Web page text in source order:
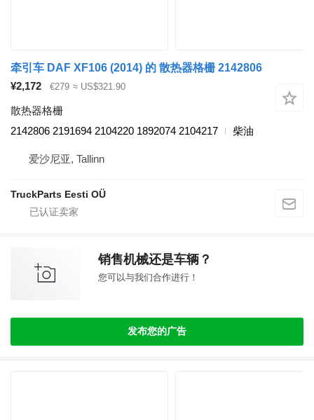
牵引车 DAF XF106 (2014) 的 散热器格栅 2142806
¥2,172
€279 ≈ US$321.90
散热器格栅
2142806 2191694 2104220 1892074 2104217
柴油
爱沙尼亚, Tallinn
TruckParts Eesti OÜ
销售机械还是车辆？
您可以与我们合作进行！
发布您的广告